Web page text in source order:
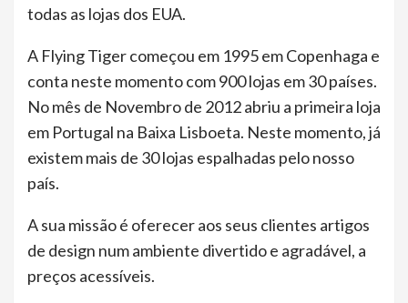
todas as lojas dos EUA.
A Flying Tiger começou em 1995 em Copenhaga e
conta neste momento com 900 lojas em 30 países.
No mês de Novembro de 2012 abriu a primeira loja
em Portugal na Baixa Lisboeta. Neste momento, já
existem mais de 30 lojas espalhadas pelo nosso
país.
A sua missão é oferecer aos seus clientes artigos
de design num ambiente divertido e agradável, a
preços acessíveis.